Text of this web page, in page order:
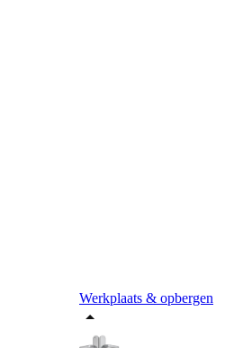
Werkplaats & opbergen